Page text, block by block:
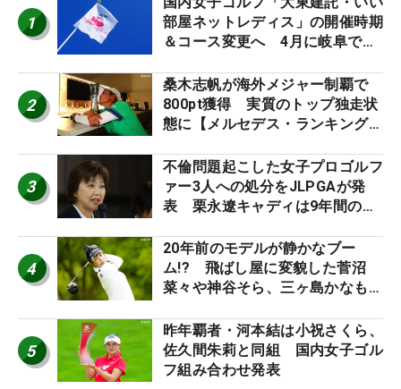
1
部屋ネットレディス」の開催時期
＆コース変更へ 4月に岐阜で開
2
桑木志帆が海外メジャー制覇で
800pt獲得 実質のトップ独走状
態に【メルセデス・ランキング番
3
不倫問題起こした女子プロゴルフ
ァー3人への処分をJLPGAが発
表 栗永遼キャディは9年間の立
4
20年前のモデルが静かなブー
ム!? 飛ばし屋に変貌した菅沼
菜々や神谷そら、三ヶ島かなも使
ロたちの“飛ばしギア”】
5
昨年覇者・河本結は小祝さくら、
佐久間朱莉と同組 国内女子ゴル
フ組み合わせ発表